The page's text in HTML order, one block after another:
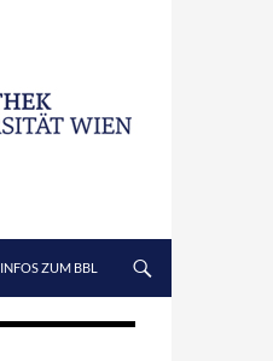
INFOS ZUM BBL